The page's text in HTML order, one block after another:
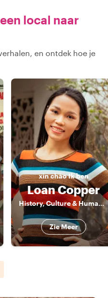
een local naar
en ontdek hoe je
xin chàoIk ben
Loan Copper
History, Culture & Human Stories of Vietnam
Zie Meer